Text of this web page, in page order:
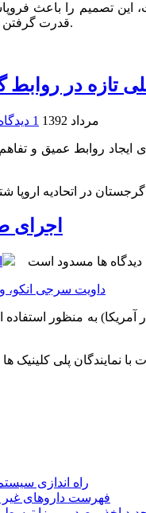
این تصمیم را باعث
قدرت گرفتن ‘جبهه متحد ملی’ در پارلمان دانست.
در روابط
1 مرداد 1392 1 دیدگاه
ایجاد روابط عمیق و
در اتحادیه
اجرای
دیدگاه ها مسدود است
درمانی رایگان برای شهروندان گرجی از امروز به اجرا در می آید و کلیه افراد
راه اندازی
فهرست داروهای